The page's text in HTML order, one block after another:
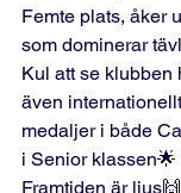
Femte plats, åker
som dominerar
Kul att se klubben
även
medaljer i både
i Senior klassen🌟
Framtiden är ljus🙌